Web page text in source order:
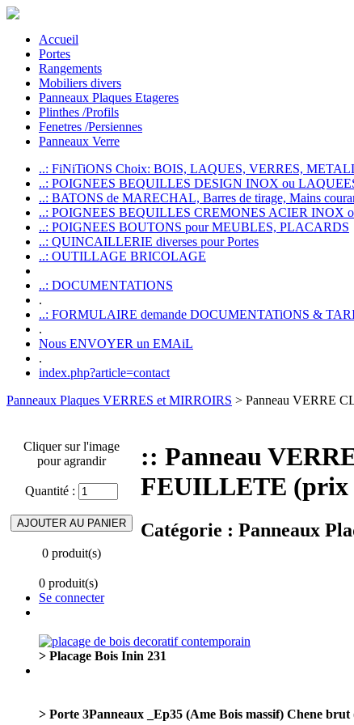
Accueil
Portes
Rangements
Mobiliers divers
Panneaux Plaques Etageres
Plinthes /Profils
Fenetres /Persiennes
Panneaux Verre
..: FiNiTiONS Choix: BOIS, LAQUES, VERRES,
..: POIGNEES BEQUILLES DESIGN INOX ou
..: BATONS de MARECHAL, Barres de tirage, Mains
..: POIGNEES BEQUILLES CREMONES ACIER INOX
..: POIGNEES BOUTONS pour MEUBLES, PLACARDS
..: QUINCAILLERIE diverses pour Portes
..: OUTILLAGE BRICOLAGE
..: DOCUMENTATIONS
.
..: FORMULAIRE demande DOCUMENTATiONS &
.
Nous ENVOYER un EMAiL
.
index.php?article=contact
Panneaux Plaques VERRES et MIRROIRS > Panneau VERRE
Cliquer sur l'image
pour agrandir
Quantité :
0 produit(s)
:: Panneau
FEUILLETE (prix
Catégorie : Panneaux
0 produit(s)
Se connecter
> Placage Bois Inin 231
> Porte 3Panneaux _Ep35 (Ame Bois massif) Chene brut